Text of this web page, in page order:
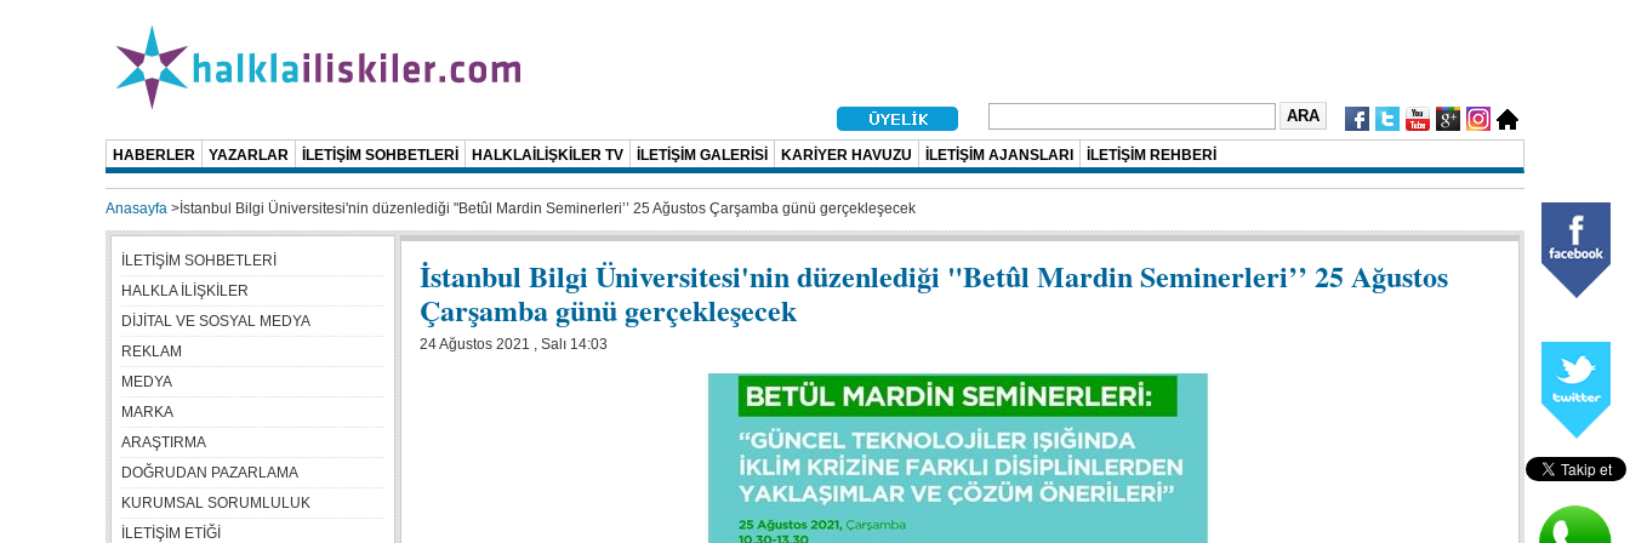
HABERLER YAZARLAR İLETİŞİM SOHBETLERİ HALKLAİLİŞKİLER TV İLETİŞİM GALERİSİ KARİYER HAVUZU İLETİŞİM AJANSLARI İLETİŞİM REHBERİ
Anasayfa > İstanbul Bilgi Üniversitesi'nin düzenlediği "Betûl Mardin Seminerleri’’ 25 Ağustos Çarşamba günü gerçekleşecek
İstanbul Bilgi Üniversitesi'nin düzenlediği "Betûl Mardin Seminerleri’’ 25 Ağustos
Çarşamba günü gerçekleşecek
24 Ağustos 2021 , Salı 14:03
İLETİŞİM SOHBETLERİ
HALKLA İLİŞKİLER
DİJİTAL VE SOSYAL MEDYA
REKLAM
MEDYA
MARKA
ARAŞTIRMA
DOĞRUDAN PAZARLAMA
KURUMSAL SORUMLULUK
İLETİŞİM ETİĞİ